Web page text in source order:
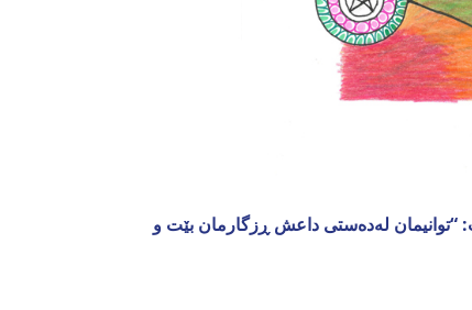
“توانیمان لەدەستی داعش ڕزگارمان بێت و